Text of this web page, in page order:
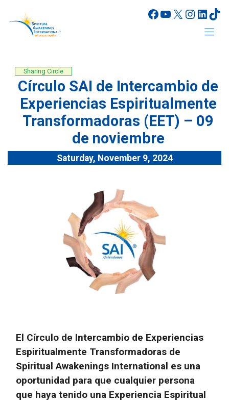
content
Facebook
YouTube
X
Sharing Circle
Círculo SAI de Intercambio de
Experiencias Espiritualmente
Transformadoras (EET) – 09
de noviembre
Saturday, November 9, 2024
El Círculo de Intercambio de Experiencias
Espiritualmente Transformadoras de
Spiritual Awakenings International es una
oportunidad para que cualquier persona
que haya tenido una Experiencia Espiritual